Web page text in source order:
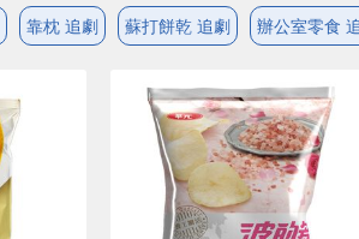
靠枕 追劇 蘇打餅乾 追劇 辦公室零食